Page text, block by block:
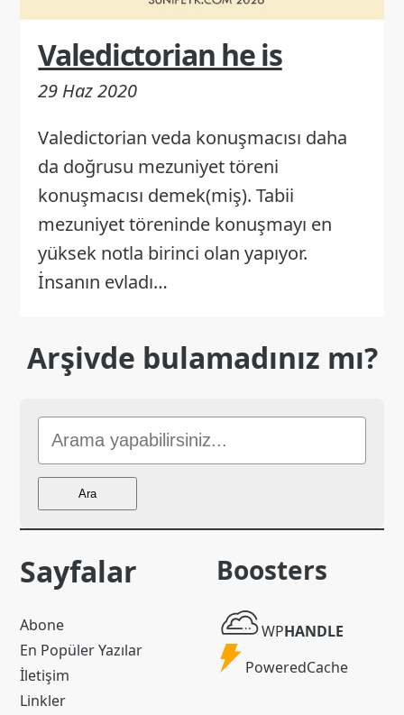
Valedictorian he is
29 Haz 2020
Valedictorian veda konuşmacısı daha
da doğrusu mezuniyet töreni
konuşmacısı demek(miş). Tabii
mezuniyet töreninde konuşmayı en
yüksek notla birinci olan yapıyor.
İnsanın evladı…
Arşivde bulamadınız mı?
Sitede
Ara
Ara
Sayfalar
Abone
En Popüler Yazılar
İletişim
Linkler
Boosters
WP
Handle
WPHANDLE
Powered
PoweredCache